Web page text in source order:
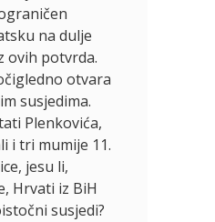
na dulje
ovih potvrda.
otvara
susjedima.
Plenkovića,
i tri mumije 11.
jesu li,
Hrvati iz BiH
susjedi?